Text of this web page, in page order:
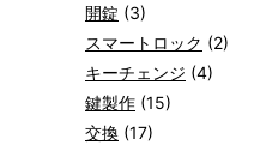
開錠 (3)
スマートロック (2)
キーチェンジ (4)
鍵製作 (15)
交換 (17)